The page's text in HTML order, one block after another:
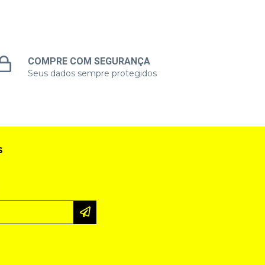
COMPRE COM SEGURANÇA
Seus dados sempre protegidos